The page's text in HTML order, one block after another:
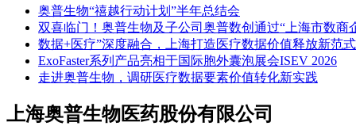
奥普生物“禧越行动计划”半年总结会
双喜临门！奥普生物及子公司奥普数创通过“上海市数商
数据+医疗”深度融合，上海打造医疗数据价值释放新范式
ExoFaster系列产品亮相于国际胞外囊泡展会ISEV 2026
走进奥普生物，调研医疗数据要素价值转化新实践
上海奥普生物医药股份有限公司